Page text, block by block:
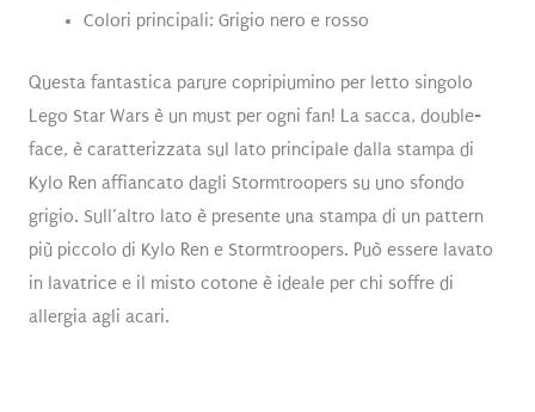
Colori principali: Grigio nero e rosso
Questa fantastica parure copripiumino per letto singolo
Lego Star Wars è un must per ogni fan! La sacca, double-
face, è caratterizzata sul lato principale dalla stampa di
Kylo Ren affiancato dagli Stormtroopers su uno sfondo
grigio. Sull’altro lato è presente una stampa di un pattern
più piccolo di Kylo Ren e Stormtroopers. Può essere lavato
in lavatrice e il misto cotone è ideale per chi soffre di
allergia agli acari.